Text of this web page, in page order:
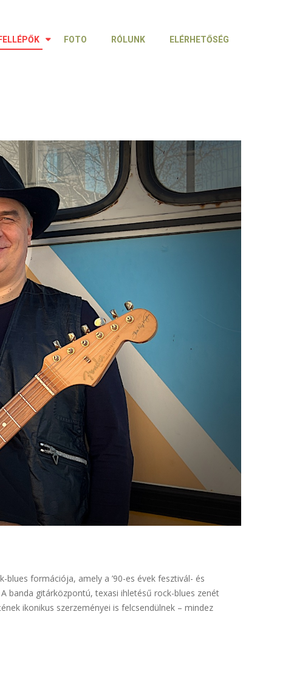
FELLÉPŐK FOTO RÓLUNK ELÉRHETŐSÉG
blues formációja, amely a ’90-es évek fesztivál- és
banda gitárközpontú, texasi ihletésű rock-blues zenét
ikonikus szerzeményei is felcsendülnek – mindez